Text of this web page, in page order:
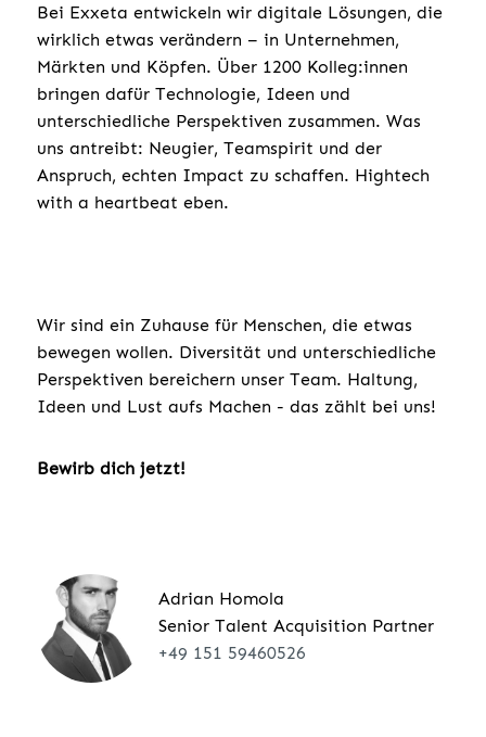
Bei Exxeta entwickeln wir digitale Lösungen, die
wirklich etwas verändern – in Unternehmen,
Märkten und Köpfen. Über 1200 Kolleg:innen
bringen dafür Technologie, Ideen und
unterschiedliche Perspektiven zusammen. Was
uns antreibt: Neugier, Teamspirit und der
Anspruch, echten Impact zu schaffen. Hightech
with a heartbeat eben.
Wir sind ein Zuhause für Menschen, die etwas
bewegen wollen. Diversität und unterschiedliche
Perspektiven bereichern unser Team. Haltung,
Ideen und Lust aufs Machen - das zählt bei uns!
Bewirb dich jetzt!
Adrian Homola
Senior Talent Acquisition Partner
+49 151 59460526